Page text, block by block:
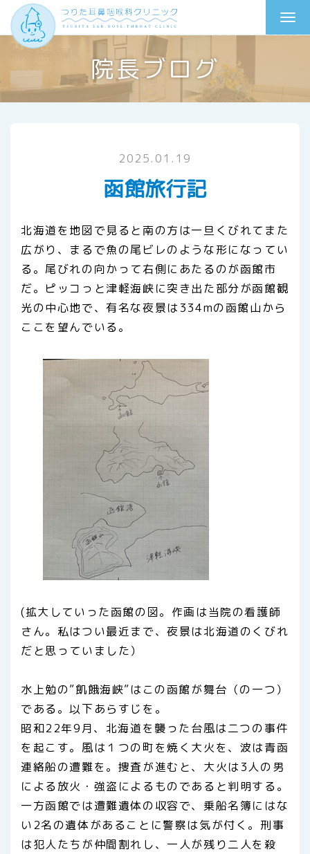
院長ブログ
2025.01.19
函館旅行記
北海道を地図で見ると南の方は一旦くびれてまた
広がり、まるで魚の尾ビレのような形になってい
る。尾びれの向かって右側にあたるのが函館市
だ。ピッコっと津軽海峡に突き出た部分が函館観
光の中心地で、有名な夜景は334mの函館山から
ここを望んでいる。
(拡大していった函館の図。作画は当院の看護師
さん。私はつい最近まで、夜景は北海道のくびれ
だと思っていました）
水上勉の”飢餓海峡”はこの函館が舞台（の一つ）
である。以下あらすじを。
昭和22年9月、北海道を襲った台風は二つの事件
を起こす。風は１つの町を焼く大火を、波は青函
連絡船の遭難を。捜査が進むと、大火は3人の男
による放火・強盗によるものであると判明する。
一方函館では遭難遺体の収容で、乗船名簿にはな
い2名の遺体があることに警察は気が付く。刑事
は犯人たちが仲間割れし、一人が残り二人を殺